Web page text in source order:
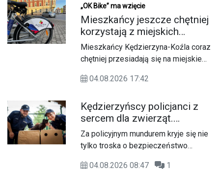
Przygotowywana dokumentacja
umożliwi stworzenie nowoczesnej
przestrzeni edukacyjnej dla dzieci i
„OK Bike” ma wzięcie
Mieszkańcy jeszcze chętniej
korzystają z miejskich
rowerów. Nowy operator i
więcej wypożyczeń
Mieszkańcy Kędzierzyna-Koźla coraz
chętniej przesiadają się na miejskie
jednoślady spod szyldu „OK Bike”
Nowy operator, odświeżona flota i
korzystniejsze zasady wypożyczania
sprawiły, że liczba przejazdów
wyraźnie wzrosła.
04.08.2026 17:42
Kędzierzyńscy policjanci z
sercem dla zwierząt.
Zachęcają do adopcji
bezdomnych czworonogów
Za policyjnym mundurem kryje się nie
tylko troska o bezpieczeństwo
04.08.2026 08:47 1